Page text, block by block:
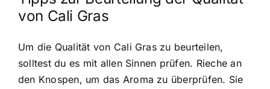
von Cali Gras
Um die Qualität von Cali Gras zu beurteilen,
solltest du es mit allen Sinnen prüfen. Rieche an
den Knospen, um das Aroma zu überprüfen. Sie